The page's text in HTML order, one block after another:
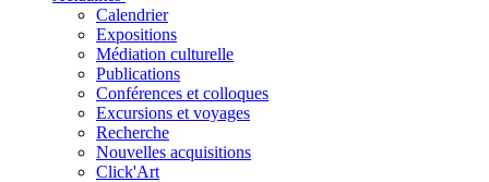
Calendrier
Expositions
Médiation culturelle
Publications
Conférences et colloques
Excursions et voyages
Recherche
Nouvelles acquisitions
Click'Art